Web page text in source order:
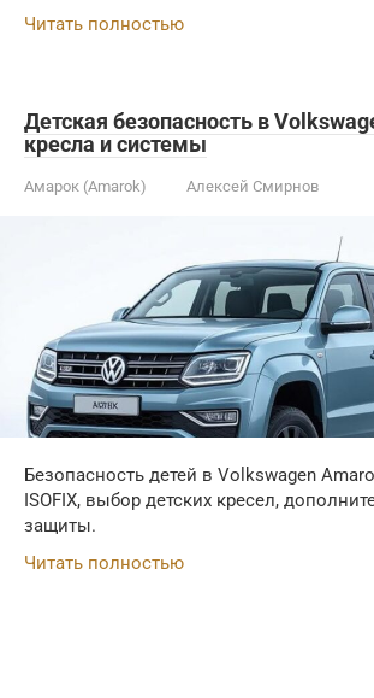
Читать полностью
Детская безопасность в
кресла и системы
Амарок (Amarok) Алексей Смирнов
Безопасность детей в Volkswagen
ISOFIX, выбор детских кресел,
защиты.
Читать полностью